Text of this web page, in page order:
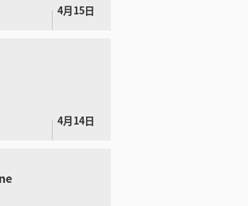
4月15日
4月14日